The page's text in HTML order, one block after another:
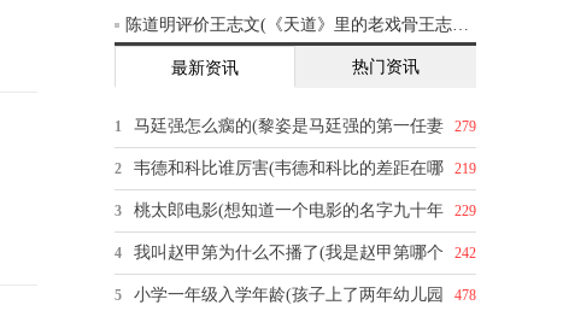
陈道明评价王志文(《天道》里的老戏骨王志文，你怎么评价他的演技)
最新资讯 热门资讯
1 279
马廷强怎么瘸的(黎姿是马廷强的第一任妻
2 219
韦德和科比谁厉害(韦德和科比的差距在哪
3 229
桃太郎电影(想知道一个电影的名字九十年
4 242
我叫赵甲第为什么不播了(我是赵甲第哪个
5 478
小学一年级入学年龄(孩子上了两年幼儿园